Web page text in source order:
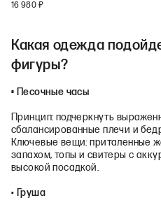
16 980 ₽
Какая одежда
фигуры?
• Песочные часы
Принцип: подчеркнуть
сбалансированные плечи и
Ключевые вещи: приталенные
запахом, топы и свитеры с
высокой посадкой.
• Груша